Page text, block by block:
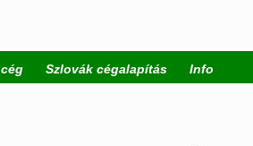
Szlovák cégalapítás Info